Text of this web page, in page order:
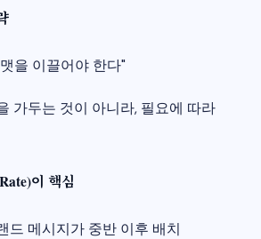
을 이끌어야 한다"
가두는 것이 아니라, 필요에 따라
이 핵심
드 메시지가 중반 이후 배치